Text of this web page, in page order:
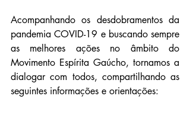
Acompanhando os desdobramentos da
pandemia COVID-19 e buscando sempre
as melhores ações no âmbito do
Movimento Espírita Gaúcho, tornamos a
dialogar com todos, compartilhando as
seguintes informações e orientações: